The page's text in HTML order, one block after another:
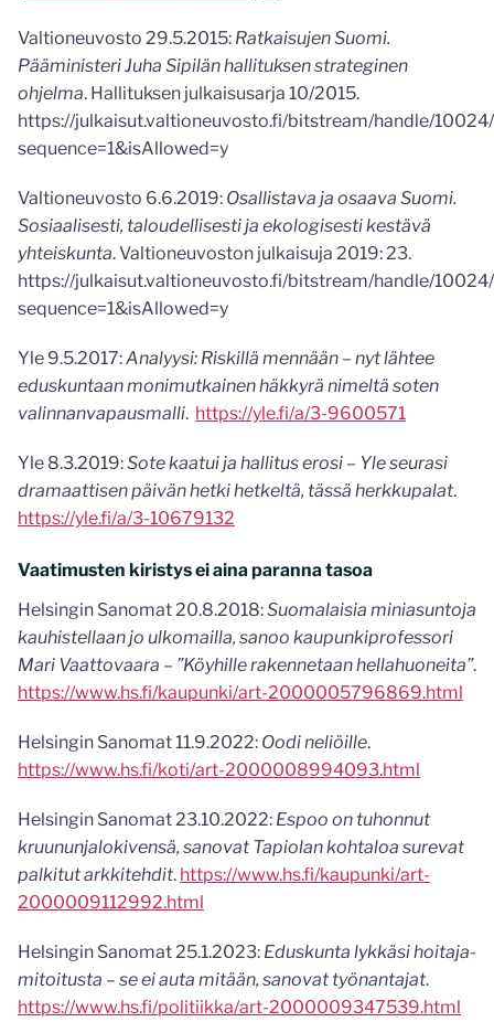
Valtioneuvosto 29.5.2015: Ratkaisujen Suomi.
Pääministeri Juha Sipilän hallituksen strateginen
ohjelma. Hallituksen julkaisusarja 10/2015.
https://julkaisut.valtioneuvosto.fi/bitstream/handle/
sequence=1&isAllowed=y
Valtioneuvosto 6.6.2019: Osallistava ja osaava Suomi.
Sosiaalisesti, taloudellisesti ja ekologisesti kestävä
yhteiskunta. Valtioneuvoston julkaisuja 2019: 23.
https://julkaisut.valtioneuvosto.fi/bitstream/handle/
sequence=1&isAllowed=y
Yle 9.5.2017:Analyysi: Riskillä mennään – nyt lähtee
eduskuntaan monimutkainen häkkyrä nimeltä soten
valinnanvapausmalli. https://yle.fi/a/3-9600571
Yle 8.3.2019:Sote kaatui ja hallitus erosi – Yle seurasi
dramaattisen päivän hetki hetkeltä, tässä herkkupalat.
https://yle.fi/a/3-10679132
Vaatimusten kiristys ei aina paranna tasoa
Helsingin Sanomat 20.8.2018:Suomalaisia miniasuntoja
kauhistellaan jo ulkomailla, sanoo kaupunkiprofessori
Mari Vaattovaara – ”Köyhille rakennetaan hellahuoneita”.
https://www.hs.fi/kaupunki/art-2000005796869.html
Helsingin Sanomat 11.9.2022: Oodi neliöille.
https://www.hs.fi/koti/art-2000008994093.html
Helsingin Sanomat 23.10.2022: Espoo on tuhonnut
kruunun­jalokivensä, sanovat Tapiolan kohtaloa surevat
palkitut arkki­tehdit. https://www.hs.fi/kaupunki/art-
2000009112992.html
Helsingin Sanomat 25.1.2023: Eduskunta lykkäsi hoitaja­
mitoitusta – se ei auta mitään, sanovat työnantajat.
https://www.hs.fi/politiikka/art-2000009347539.html